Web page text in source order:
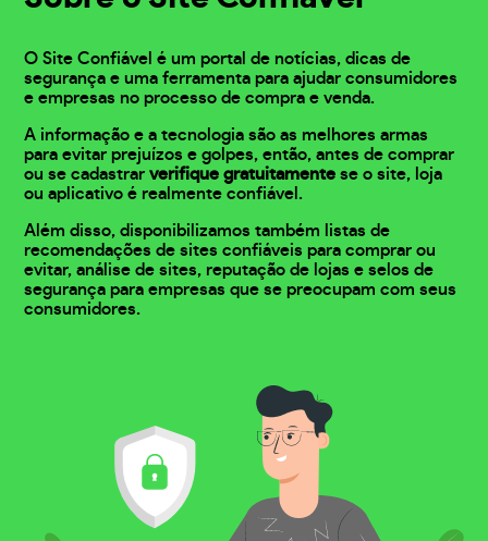
O Site Confiável é um portal de notícias, dicas de
segurança e uma ferramenta para ajudar consumidores
e empresas no processo de compra e venda.
A informação e a tecnologia são as melhores armas
para evitar prejuízos e golpes, então, antes de comprar
ou se cadastrarverifique gratuitamente se o site, loja
ou aplicativo é realmente confiável.
Além disso, disponibilizamos também listas de
recomendações de sites confiáveis para comprar ou
evitar, análise de sites, reputação de lojas e selos de
segurança para empresas que se preocupam com seus
consumidores.